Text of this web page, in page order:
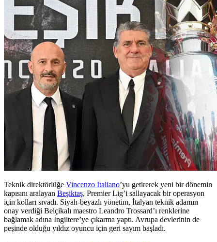
Teknik direktörlüğe Vincenzo Italiano’yu getirerek yeni bir dönemin
kapısını aralayan Beşiktaş, Premier Lig’i sallayacak bir operasyon
için kolları sıvadı. Siyah-beyazlı yönetim, İtalyan teknik adamın
onay verdiği Belçikalı maestro Leandro Trossard’ı renklerine
bağlamak adına İngiltere’ye çıkarma yaptı. Avrupa devlerinin de
peşinde olduğu yıldız oyuncu için geri sayım başladı.